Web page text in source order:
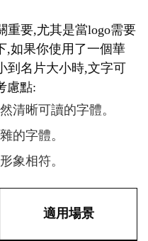
重要,尤其是當logo需要
,如果你使用了一個華
到名片大小時,文字可
慮點:
清晰可讀的字體。
的字體。
象相符。
適用場景